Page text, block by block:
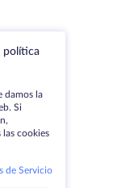
política
damos la
Si
las cookies
de Servicio